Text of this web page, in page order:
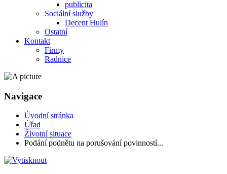
publicita
Sociální služby
Decent Hulín
Ostatní
Kontakt
Firmy
Radnice
Navigace
Úvodní stránka
Úřad
Životní situace
Podání podnětu na porušování povinností...